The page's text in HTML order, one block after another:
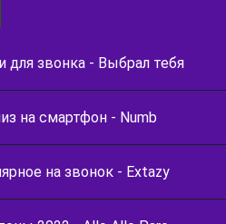
для звонка - Выбрал тебя
на смартфон - Numb
на звонок - Extazy